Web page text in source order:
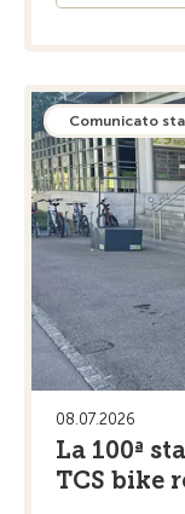
Comunicato
08.07.2026
La 100ª
TCS bike